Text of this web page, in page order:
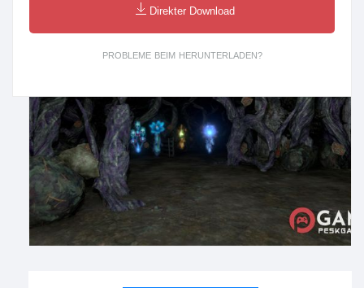
Direkter Download
PROBLEME BEIM HERUNTERLADEN?